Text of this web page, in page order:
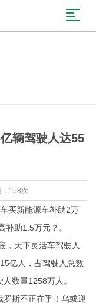
辆驾驶人达55
158次
买新能源车补助2万
补助1.5万元？。
天下灵活车驾驶人
亿人，占驾驶人总数
数量1258万人。
斯不正在乎！乌或迎